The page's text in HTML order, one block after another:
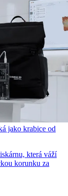
jako krabice od
která váží
korunku za